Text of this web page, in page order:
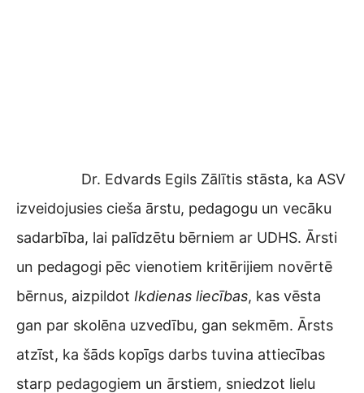
Dr. Edvards Egils Zālītis stāsta, ka ASV
izveidojusies cieša ārstu, pedagogu un vecāku
sadarbība, lai palīdzētu bērniem ar UDHS. Ārsti
un pedagogi pēc vienotiem kritērijiem novērtē
bērnus, aizpildot Ikdienas liecības, kas vēsta
gan par skolēna uzvedību, gan sekmēm. Ārsts
atzīst, ka šāds kopīgs darbs tuvina attiecības
starp pedagogiem un ārstiem, sniedzot lielu